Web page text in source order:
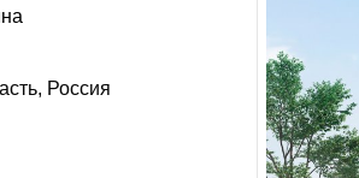
Россия